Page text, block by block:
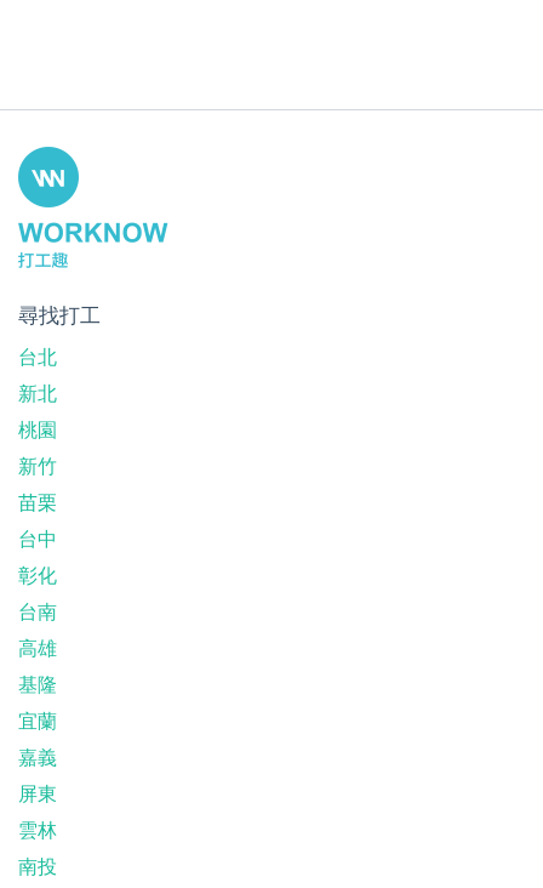
尋找打工
台北
新北
桃園
新竹
苗栗
台中
彰化
台南
高雄
基隆
宜蘭
嘉義
屏東
雲林
南投